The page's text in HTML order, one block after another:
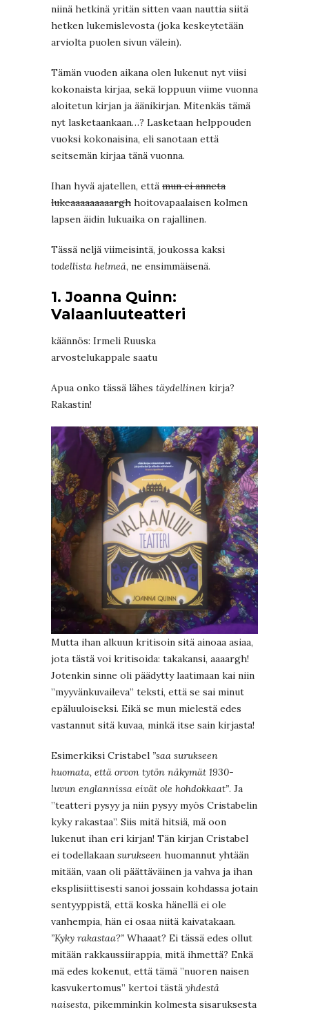
niinä hetkinä yritän sitten vaan nauttia siitä
hetken lukemislevosta (joka keskeytetään
arviolta puolen sivun välein).
Tämän vuoden aikana olen lukenut nyt viisi
kokonaista kirjaa, sekä loppuun viime vuonna
aloitetun kirjan ja äänikirjan. Mitenkäs tämä
nyt lasketaankaan…? Lasketaan helppouden
vuoksi kokonaisina, eli sanotaan että
seitsemän kirjaa tänä vuonna.
Ihan hyvä ajatellen, että mun ei anneta
lukeaaaaaaaaargh hoitovapaalaisen kolmen
lapsen äidin lukuaika on rajallinen.
Tässä neljä viimeisintä, joukossa kaksi
todellista helmeä, ne ensimmäisenä.
1. Joanna Quinn:
Valaanluuteatteri
käännös: Irmeli Ruuska
arvostelukappale saatu
Apua onko tässä lähes täydellinen kirja?
Rakastin!
Mutta ihan alkuun kritisoin sitä ainoaa asiaa,
jota tästä voi kritisoida: takakansi, aaaargh!
Jotenkin sinne oli päädytty laatimaan kai niin
”myyvänkuvaileva” teksti, että se sai minut
epäluuloiseksi. Eikä se mun mielestä edes
vastannut sitä kuvaa, minkä itse sain kirjasta!
Esimerkiksi Cristabel ”saa surukseen
huomata, että orvon tytön näkymät 1930-
luvun englannissa eivät ole hohdokkaat”. Ja
”teatteri pysyy ja niin pysyy myös Cristabelin
kyky rakastaa”. Siis mitä hitsiä, mä oon
lukenut ihan eri kirjan! Tän kirjan Cristabel
ei todellakaan surukseen huomannut yhtään
mitään, vaan oli päättäväinen ja vahva ja ihan
eksplisiittisesti sanoi jossain kohdassa jotain
sentyyppistä, että koska hänellä ei ole
vanhempia, hän ei osaa niitä kaivatakaan.
”Kyky rakastaa?” Whaaat? Ei tässä edes ollut
mitään rakkaussiirappia, mitä ihmettä? Enkä
mä edes kokenut, että tämä ”nuoren naisen
kasvukertomus” kertoi tästä yhdestä
naisesta, pikemminkin kolmesta sisaruksesta